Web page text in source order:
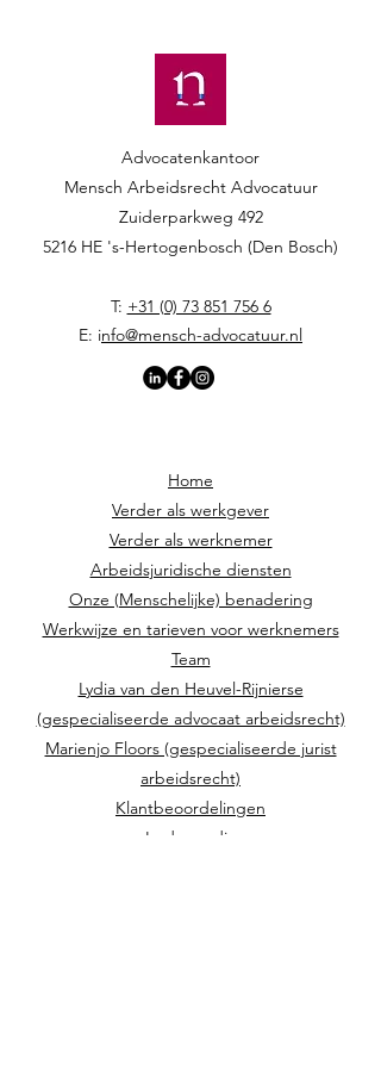
Advocatenkantoor
Mensch Arbeidsrecht Advocatuur​​
Zuiderparkweg 492
5216 HE 's-Hertogenbosch (Den Bosch)
T: +31 (0) 73 851 756 6
E: info@mensch-advocatuur.nl
Home
Verder als werkgever
Verder als werknemer
Arbeidsjuridische diensten
Onze (Menschelijke) benadering
Werkwijze en tarieven voor werknemers
Team
Lydia van den Heuvel-Rijnierse
(gespecialiseerde advocaat arbeidsrecht)
Marienjo Floors (gespecialiseerde jurist
arbeidsrecht)
Klantbeoordelingen
In de media